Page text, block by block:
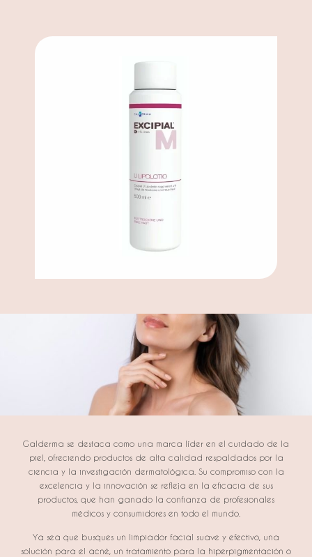
Galderma se destaca como una marca líder en el cuidado de la
piel, ofreciendo productos de alta calidad respaldados por la
ciencia y la investigación dermatológica. Su compromiso con la
excelencia y la innovación se refleja en la eficacia de sus
productos, que han ganado la confianza de profesionales
médicos y consumidores en todo el mundo.
Ya sea que busques un limpiador facial suave y efectivo, una
solución para el acné, un tratamiento para la hiperpigmentación o